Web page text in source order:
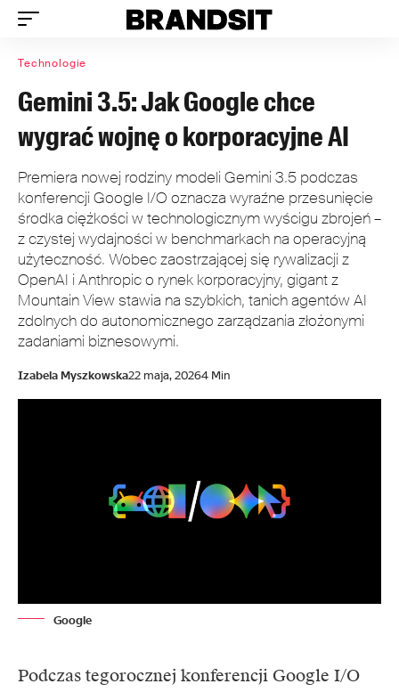
Technologie
Gemini 3.5: Jak Google chce
wygrać wojnę o korporacyjne AI
Premiera nowej rodziny modeli Gemini 3.5 podczas
konferencji Google I/O oznacza wyraźne przesunięcie
środka ciężkości w technologicznym wyścigu zbrojeń –
z czystej wydajności w benchmarkach na operacyjną
użyteczność. Wobec zaostrzającej się rywalizacji z
OpenAI i Anthropic o rynek korporacyjny, gigant z
Mountain View stawia na szybkich, tanich agentów AI
zdolnych do autonomicznego zarządzania złożonymi
zadaniami biznesowymi.
Izabela Myszkowska22 maja, 20264 Min
Google
Podczas tegorocznej konferencji Google I/O